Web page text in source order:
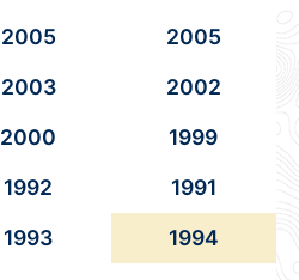
2005
2005
2003
2002
2000
1999
1992
1991
1993
1994